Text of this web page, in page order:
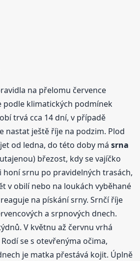
na přelomu července
podle klimatických podmínek
trvá cca 14 dní, v případě
nastat ještě říje na podzim. Plod
od ledna, do této doby másrna
březost, kdy se vajíčko
honí srnu po pravidelných trasách,
v obilí nebo na loukách vyběhané
na pískání srny. Srnčí říje
a srpnových dnech.
V květnu až červnu vrhá
se s otevřenýma očima,
je matka přestává kojit. Úplně